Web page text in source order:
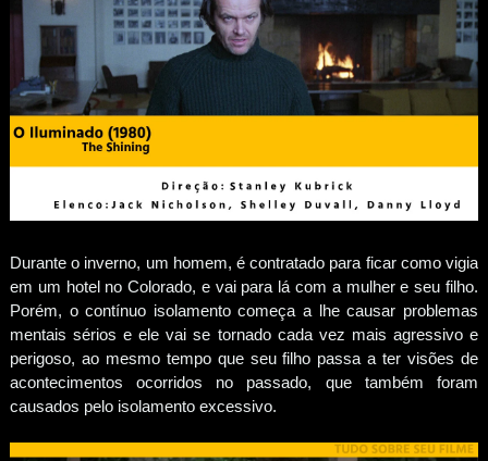
Durante o inverno, um homem, é contratado para ficar como vigia
em um hotel no Colorado, e vai para lá com a mulher e seu filho.
Porém, o contínuo isolamento começa a lhe causar problemas
mentais sérios e ele vai se tornado cada vez mais agressivo e
perigoso, ao mesmo tempo que seu filho passa a ter visões de
acontecimentos ocorridos no passado, que também foram
causados pelo isolamento excessivo.